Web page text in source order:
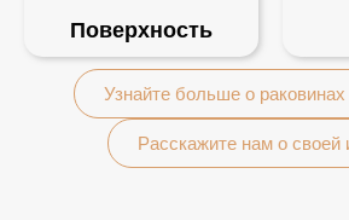
Поверхность
Узнайте больше о раковинах
Расскажите нам о своей